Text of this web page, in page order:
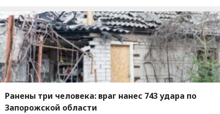
Ранены три человека: враг нанес 743 удара по
Запорожской области